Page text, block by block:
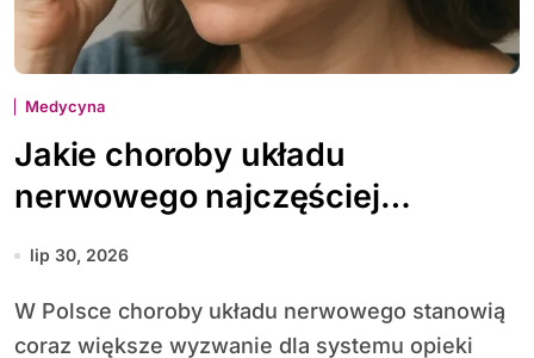
Medycyna
Jakie choroby układu
nerwowego najczęściej
diagnozuje się w Polsce
lip 30, 2026
W Polsce choroby układu nerwowego stanowią
coraz większe wyzwanie dla systemu opieki